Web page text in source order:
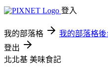
登入
我的部落格 我的部落格後
登出
北北基 美味食記